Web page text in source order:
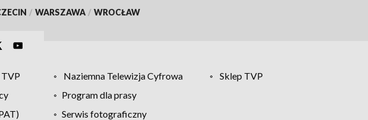
/ WARSZAWA / WROCŁAW
Naziemna Telewizja Cyfrowa
Sklep TVP
Program dla prasy
Serwis fotograficzny